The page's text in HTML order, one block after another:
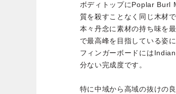
ボディトップにPoplar Burl
質を殺すことなく同じ木材
本々丹念に素材の持ち味を
で最高峰を目指している姿
フィンガーボードには
分ない完成度です。
特に中域から高域の抜けの